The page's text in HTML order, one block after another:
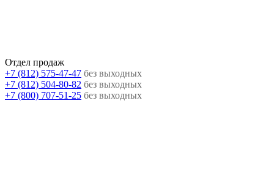
Отдел продаж
+7 (812) 575-47-47 без выходных
+7 (812) 504-80-82 без выходных
+7 (800) 707-51-25 без выходных